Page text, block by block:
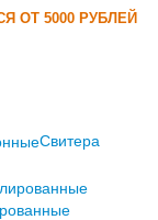
ОТ 5000 РУБЛЕЙ
Свитера